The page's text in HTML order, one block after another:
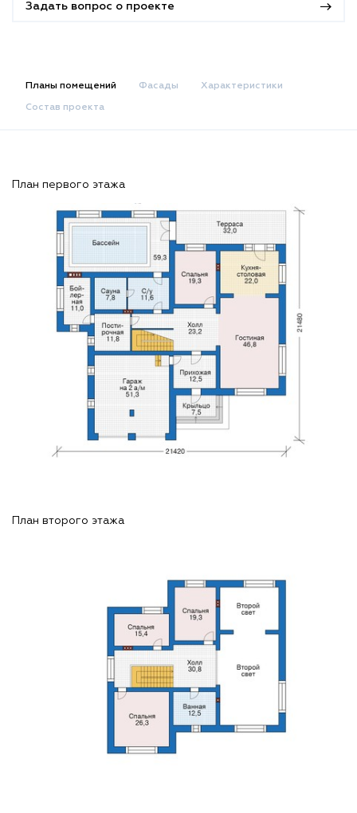
Задать вопрос о проекте
Планы помещений Фасады Характеристики
Состав проекта
План первого этажа
План второго этажа